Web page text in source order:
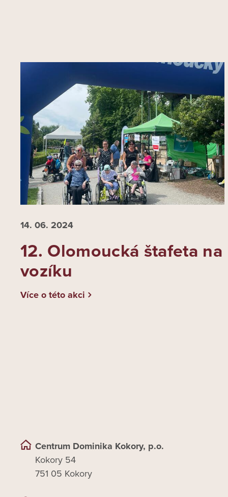
14. 06. 2024
12. Olomoucká štafeta na
vozíku
Více o této akci
Centrum Dominika Kokory, p.o.
Kokory 54
751 05 Kokory